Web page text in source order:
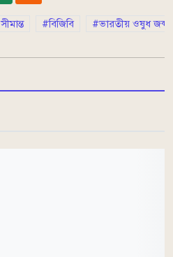
সীমান্ত বিজিবি ভারতীয় ওষুধ জব্দ